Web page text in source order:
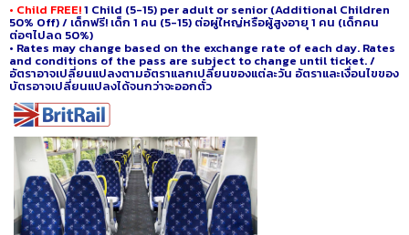
• Child FREE!1 Child (5-15) per adult or senior (Additional Children
50% Off) / เด็กฟรี! เด็ก 1 คน (5-15) ต่อผู่ใหญ่หรือผู้สูงอายุ 1 คน (เด็กคน
ต่อๆไปลด 50%)
• Rates may change based on the exchange rate of each day. Rates
and conditions of the pass are subject to change until ticket. /
อัตราอาจเปลี่ยนแปลงตามอัตราแลกเปลี่ยนของแต่ละวัน อัตราและเงื่อนไขของ
บัตรอาจเปลี่ยนแปลงได้จนกว่าจะออกตั๋ว